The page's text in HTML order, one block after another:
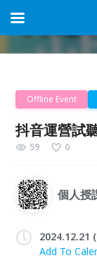
Offline Event
抖音運營試
59 0
個人授
2024.12.21
Add To